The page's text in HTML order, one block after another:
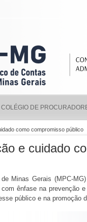
COLÉGIO DE
como compromisso público
e cuidado
Minas Gerais (MPC-
ênfase na prevenção
público e na